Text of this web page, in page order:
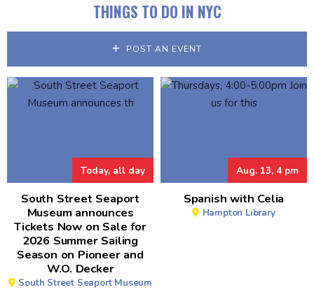
THINGS TO DO IN NYC
POST AN EVENT
Today, all day
South Street Seaport
Museum announces
Tickets Now on Sale for
2026 Summer Sailing
Season on Pioneer and
W.O. Decker
South Street Seaport Museum
Aug. 13, 4 pm
Spanish with Celia
Hampton Library